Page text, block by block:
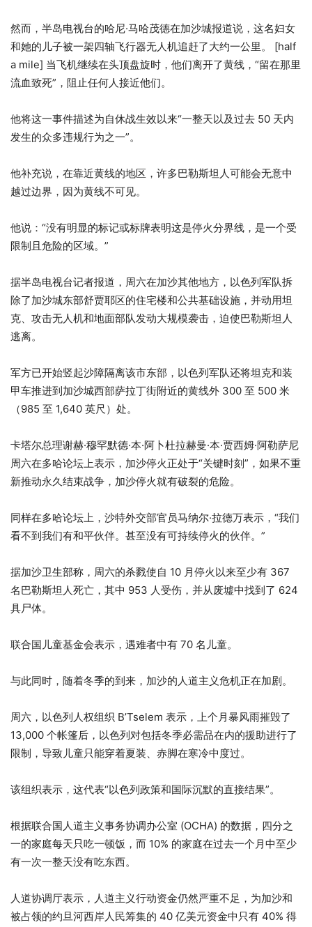
然而，半岛电视台的哈尼·马哈茂德在加沙城报道说，这名妇女
和她的儿子被一架四轴飞行器无人机追赶了大约一公里。 [half
a mile] 当飞机继续在头顶盘旋时，他们离开了黄线，“留在那里
流血致死”，阻止任何人接近他们。
他将这一事件描述为自休战生效以来“一整天以及过去 50 天内
发生的众多违规行为之一”。
他补充说，在靠近黄线的地区，许多巴勒斯坦人可能会无意中
越过边界，因为黄线不可见。
他说：“没有明显的标记或标牌表明这是停火分界线，是一个受
限制且危险的区域。”
据半岛电视台记者报道，周六在加沙其他地方，以色列军队拆
除了加沙城东部舒贾耶区的住宅楼和公共基础设施，并动用坦
克、攻击无人机和地面部队发动大规模袭击，迫使巴勒斯坦人
逃离。
军方已开始竖起沙障隔离该市东部，以色列军队还将坦克和装
甲车推进到加沙城西部萨拉丁街附近的黄线外 300 至 500 米
（985 至 1,640 英尺）处。
卡塔尔总理谢赫·穆罕默德·本·阿卜杜拉赫曼·本·贾西姆·阿勒萨尼
周六在多哈论坛上表示，加沙停火正处于“关键时刻”，如果不重
新推动永久结束战争，加沙停火就有破裂的危险。
同样在多哈论坛上，沙特外交部官员马纳尔·拉德万表示，“我们
看不到我们有和平伙伴。甚至没有可持续停火的伙伴。”
据加沙卫生部称，周六的杀戮使自 10 月停火以来至少有 367
名巴勒斯坦人死亡，其中 953 人受伤，并从废墟中找到了 624
具尸体。
联合国儿童基金会表示，遇难者中有 70 名儿童。
与此同时，随着冬季的到来，加沙的人道主义危机正在加剧。
周六，以色列人权组织 B’Tselem 表示，上个月暴风雨摧毁了
13,000 个帐篷后，以色列对包括冬季必需品在内的援助进行了
限制，导致儿童只能穿着夏装、赤脚在寒冷中度过。
该组织表示，这代表“以色列政策和国际沉默的直接结果”。
根据联合国人道主义事务协调办公室 (OCHA) 的数据，四分之
一的家庭每天只吃一顿饭，而 10% 的家庭在过去一个月中至少
有一次一整天没有吃东西。
人道协调厅表示，人道主义行动资金仍然严重不足，为加沙和
被占领的约旦河西岸人民筹集的 40 亿美元资金中只有 40% 得